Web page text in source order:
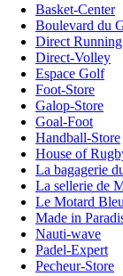
Basket-Center
Boulevard du
Direct Running
Direct-Volley
Espace Golf
Foot-Store
Galop-Store
Goal-Foot
Handball-Store
House of
La bagagerie
La sellerie de
Le Motard Bleu
Made in
Nauti-wave
Padel-Expert
Pecheur-Store